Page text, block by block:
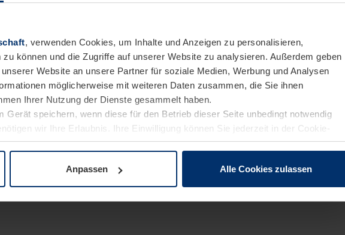
, verwenden Cookies, um Inhalte und Anzeigen zu personalisieren,
können und die Zugriffe auf unserer Website zu analysieren. Außerdem geben
Website an unsere Partner für soziale Medien, Werbung und Analysen
möglicherweise mit weiteren Daten zusammen, die Sie ihnen
Ihrer Nutzung der Dienste gesammelt haben.
Gerät speichern, wenn diese für den Betrieb dieser Seite unbedingt notwendig
wir Ihre Erlaubnis. Ihre Einwilligung können Sie jederzeit in der Cookie-
unserer Website ändern oder widerrufen.
Anpassen Alle Cookies zulassen